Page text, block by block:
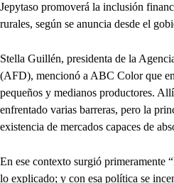
Jepytaso promoverá la inclusión
rurales, según se anuncia desde el
Stella Guillén, presidenta de la
(AFD), mencionó a ABC Color que
pequeños y medianos productores.
enfrentado varias barreras, pero la
existencia de mercados capaces de
En ese contexto surgió primeramente
lo explicado; y con esa política se